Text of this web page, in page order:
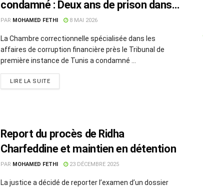
condamné : Deux ans de prison dans
une affaire douanière et bancaire
PAR MOHAMED FETHI 8 MAI 2026
La Chambre correctionnelle spécialisée dans les
affaires de corruption financière près le Tribunal de
première instance de Tunis a condamné ...
LIRE LA SUITE
Report du procès de Ridha
Charfeddine et maintien en détention
PAR MOHAMED FETHI 23 DÉCEMBRE 2025
La justice a décidé de reporter l’examen d’un dossier